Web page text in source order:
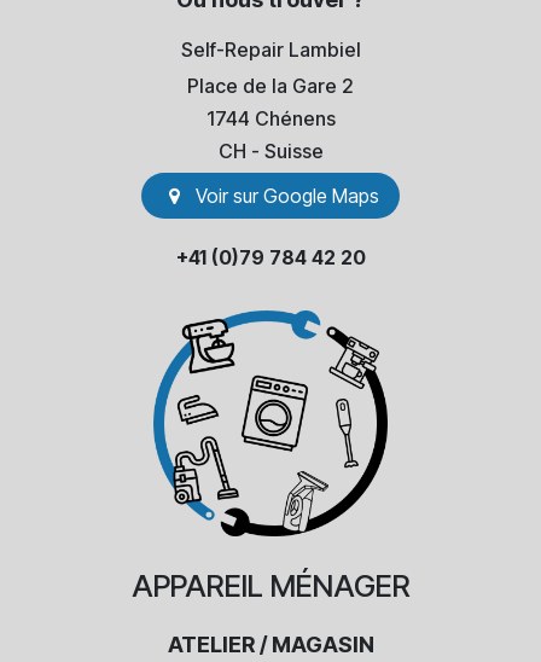
Self-Repair Lambiel
Place de la Gare 2
1744 Chénens
​CH - Suisse
Voir sur Go​​ogle Maps
+41 (0)79 784 42 20
APPAREIL MÉNAGER
ATELIER / MAGASIN